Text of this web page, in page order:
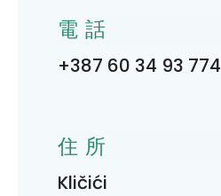
電話
+387 60 34 93 774
住所
Kličići